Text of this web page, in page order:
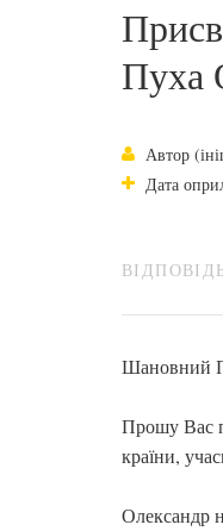
Пуха
Автор
Дата
Шановний
Прошу Вас
країни,
Олександр